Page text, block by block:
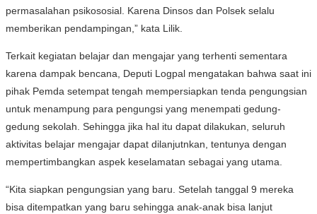
permasalahan psikososial. Karena Dinsos dan Polsek selalu
memberikan pendampingan,” kata Lilik.
Terkait kegiatan belajar dan mengajar yang terhenti sementara
karena dampak bencana, Deputi Logpal mengatakan bahwa saat ini
pihak Pemda setempat tengah mempersiapkan tenda pengungsian
untuk menampung para pengungsi yang menempati gedung-
gedung sekolah. Sehingga jika hal itu dapat dilakukan, seluruh
aktivitas belajar mengajar dapat dilanjutnkan, tentunya dengan
mempertimbangkan aspek keselamatan sebagai yang utama.
“Kita siapkan pengungsian yang baru. Setelah tanggal 9 mereka
bisa ditempatkan yang baru sehingga anak-anak bisa lanjut